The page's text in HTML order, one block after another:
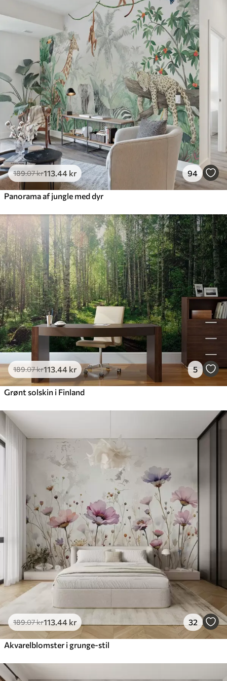
Premium
.33269.00kr/m²
Premium vinyl
516.67310.00 kr/m²
Peel and Stick
666.67400.00kr/m²
189.07kr113 .44 kr 94
Panorama af jungle med dyr
189.07kr113 .44 kr 5
Grønt solskin i Finland
189.07kr113 .44 kr 32
Akvarelblomster i grunge-stil